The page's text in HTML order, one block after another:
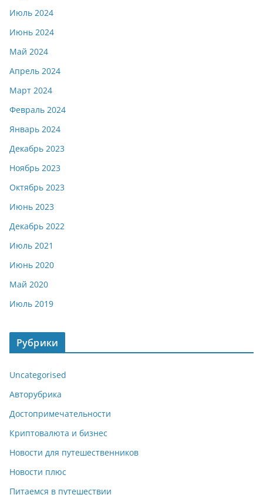
Июль 2024
Июнь 2024
Май 2024
Апрель 2024
Март 2024
Февраль 2024
Январь 2024
Декабрь 2023
Ноябрь 2023
Октябрь 2023
Июнь 2023
Декабрь 2022
Июль 2021
Июнь 2020
Май 2020
Июль 2019
Рубрики
Uncategorised
Авторубрика
Достопримечательности
Криптовалюта и бизнес
Новости для путешественников
Новости плюс
Питаемся в путешествии